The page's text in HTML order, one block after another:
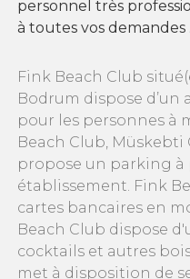
personnel très
à toutes vos demandes
Fink Beach Club
Bodrum dispose d’un
pour les personnes à
Beach Club, Müskebti
propose un parking à
établissement. Fink
cartes bancaires en
Beach Club dispose
cocktails et autres
met à disposition de